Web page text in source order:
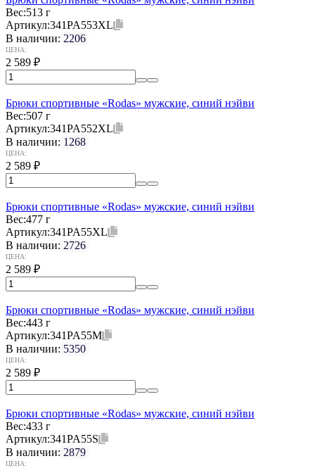
Вес:513 г
Артикул:341PA553XL
В наличии: 2206
ЦЕНА:
2 589 ₽
Брюки спортивные «Rodas» мужские, синий нэйви
Вес:507 г
Артикул:341PA552XL
В наличии: 1268
ЦЕНА:
2 589 ₽
Брюки спортивные «Rodas» мужские, синий нэйви
Вес:477 г
Артикул:341PA55XL
В наличии: 2726
ЦЕНА:
2 589 ₽
Брюки спортивные «Rodas» мужские, синий нэйви
Вес:443 г
Артикул:341PA55M
В наличии: 5350
ЦЕНА:
2 589 ₽
Брюки спортивные «Rodas» мужские, синий нэйви
Вес:433 г
Артикул:341PA55S
В наличии: 2879
ЦЕНА: